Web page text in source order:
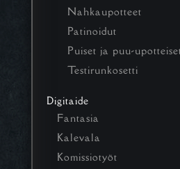
Nahkaupotteet
Patinoidut
Puiset ja puu-
Testirunkosetti
Digitaide
Fantasia
Kalevala
Komissiotyöt